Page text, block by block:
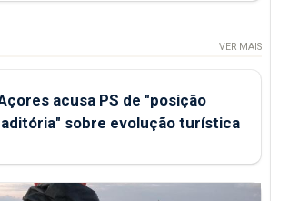
VER MAIS
acusa PS de "posição
sobre evolução turística